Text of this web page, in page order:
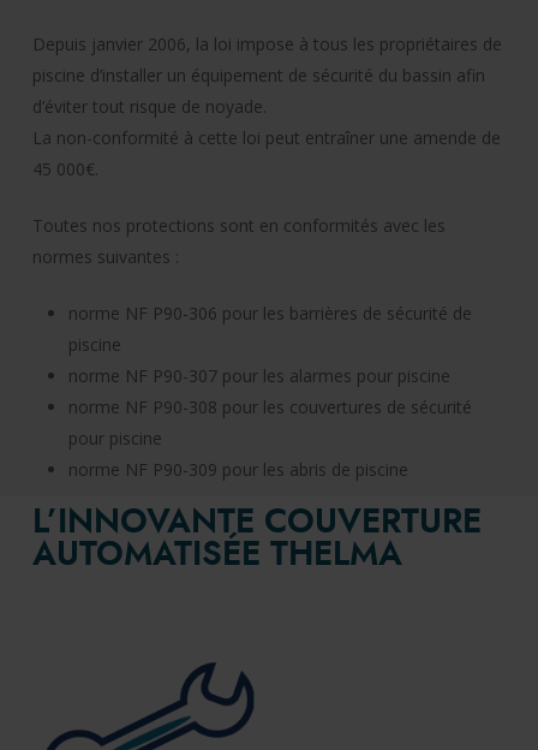
Depuis janvier 2006, la loi impose à tous les propriétaires de
piscine d’installer un équipement de sécurité du bassin afin
d’éviter tout risque de noyade.
La non-conformité à cette loi peut entraîner une amende de
45 000€.
Toutes nos protections sont en conformités avec les
normes suivantes :
norme NF P90-306 pour les barrières de sécurité de
piscine
norme NF P90-307 pour les alarmes pour piscine
norme NF P90-308 pour les couvertures de sécurité
pour piscine
norme NF P90-309 pour les abris de piscine
L’INNOVANTE COUVERTURE
AUTOMATISÉE THELMA